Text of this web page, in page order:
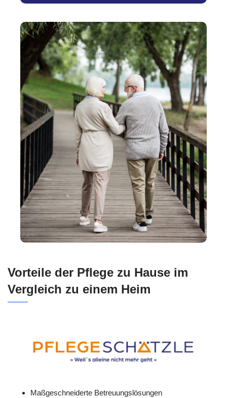
Vorteile der Pflege zu Hause im
Vergleich zu einem Heim
Maßgeschneiderte Betreuungslösungen